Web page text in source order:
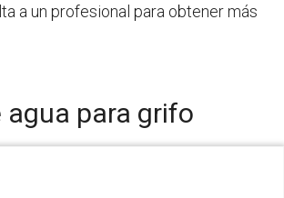
a un profesional para obtener más
agua para grifo